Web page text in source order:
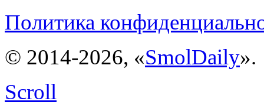
Политика
© 2014-2026, «SmolDaily».
Scroll